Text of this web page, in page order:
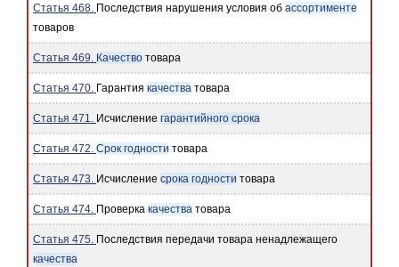
Статья 468. Последствия нарушения условия об ассортименте
товаров
Статья 469. Качество товара
Статья 470. Гарантия качества товара
Статья 471. Исчисление гарантийного срока
Статья 472. Срок годности товара
Статья 473. Исчисление срока годности товара
Статья 474. Проверка качества товара
Статья 475. Последствия передачи товара ненадлежащего
качества